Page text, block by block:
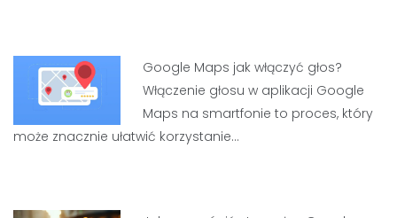
Google Maps jak włączyć głos?
Włączenie głosu w aplikacji Google
Maps na smartfonie to proces, który
może znacznie ułatwić korzystanie…